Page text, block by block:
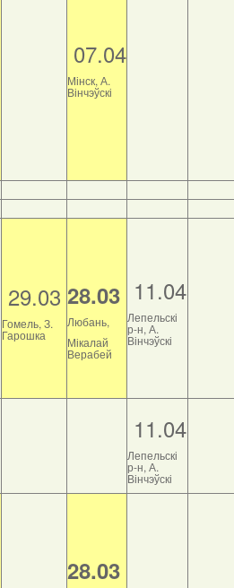
07.04
Мінск, А.
Вінчэўскі
29.03
Гомель, З.
Гарошка
28.03
Любань,
Мікалай
Верабей
11.04
Лепельскі
р-н, А.
Вінчэўскі
11.04
Лепельскі
р-н, А.
Вінчэўскі
28.03